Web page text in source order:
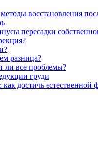
восстановления
пересадки
разница?
ли все проблемы?
груди
как достичь